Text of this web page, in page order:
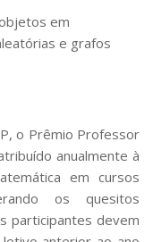
em
e grafos
o Prêmio Professor
anualmente à
em cursos
os quesitos
participantes devem